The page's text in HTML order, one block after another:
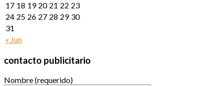
« Jun
17 18 19 20 21 22 23
24 25 26 27 28 29 30
31
contacto publicitario
Nombre (requerido)